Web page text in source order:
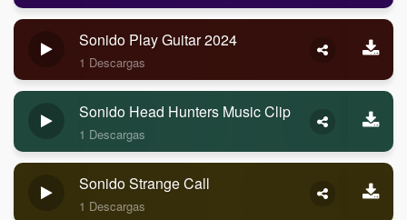
Sonido Play Guitar 2024
1 Descargas
Sonido Head Hunters Music Clip
1 Descargas
Sonido Strange Call
1 Descargas